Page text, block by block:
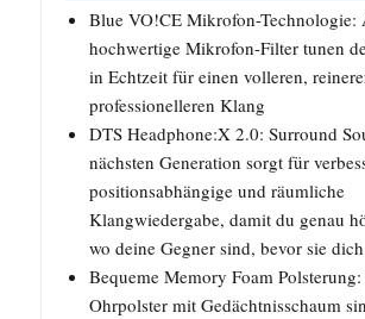
Blue VO!CE Mikrofon-Technologie:
hochwertige Mikrofon-Filter tunen
in Echtzeit für einen volleren,
professionelleren Klang
DTS Headphone:X 2.0: Surround
nächsten Generation sorgt für
positionsabhängige und räumliche
Klangwiedergabe, damit du genau
wo deine Gegner sind, bevor sie
Bequeme Memory Foam
Ohrpolster mit Gedächtnisschaum